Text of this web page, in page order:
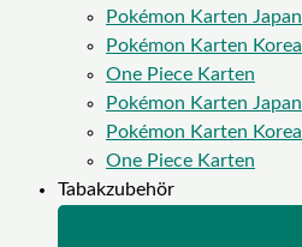
Pokémon Karten Japan
Pokémon Karten Korea
One Piece Karten
Pokémon Karten Japan
Pokémon Karten Korea
One Piece Karten
Tabakzubehör